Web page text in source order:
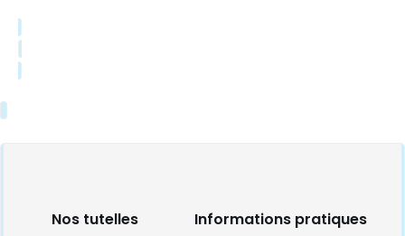
Nos tutelles Informations pratiques